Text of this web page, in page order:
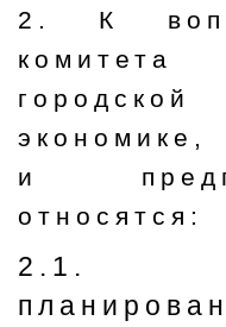
2. К
комитета
экономике,
и
относятся:
2.1.